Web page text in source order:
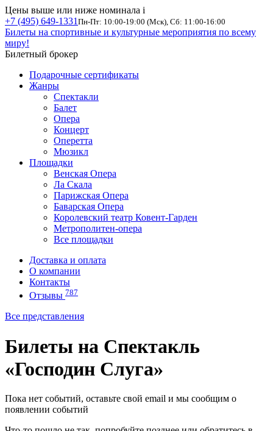
Цены выше или ниже номинала i
+7 (495) 649-1331 Пн-Пт: 10:00-19:00 (Мск), Сб: 11:00-16:00
Билеты на спортивные и культурные мероприятия по всему
миру!
Билетный брокер
Подарочные сертификаты
Жанры
Спектакли
Балет
Опера
Концерт
Оперетта
Мюзикл
Площадки
Венская Опера
Ла Скала
Парижская Опера
Баварская Опера
Королевский театр Ковент-Гарден
Метрополитен-опера
Все площадки
Доставка и оплата
О компании
Контакты
Отзывы 787
Все представления
Билеты на Спектакль
«Господин Слуга»
Пока нет событий, оставьте свой email и мы сообщим о
появлении событий